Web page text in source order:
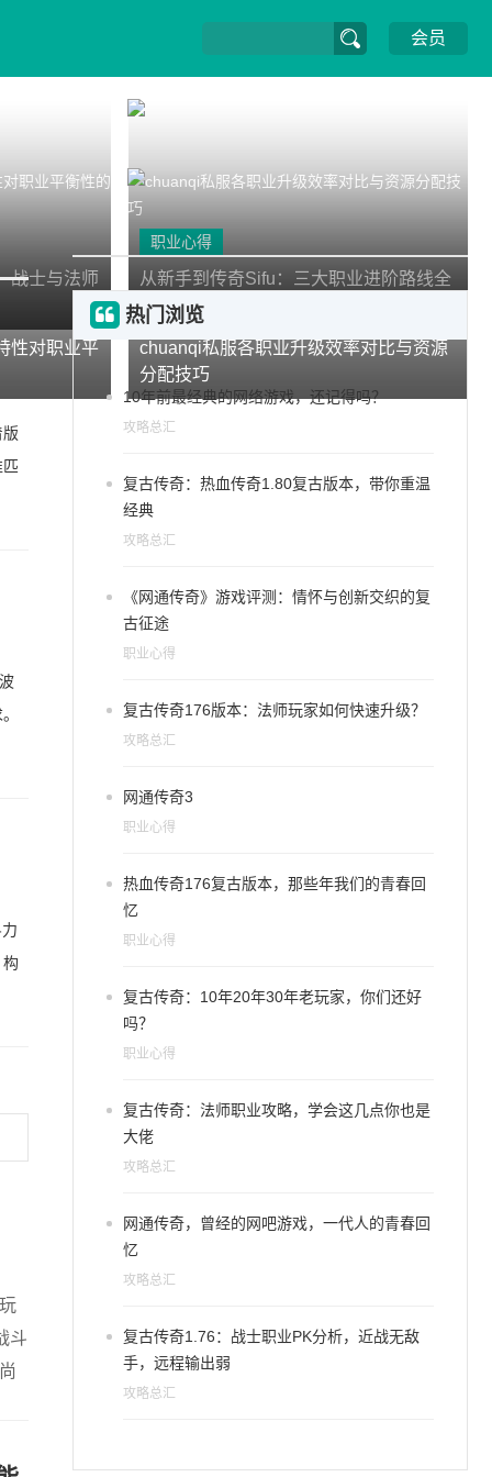
会员
战士与法师
职业心得
从新手到传奇Sifu：三大职业进阶路线全
解析与资源分配策略
性对职业平
攻略总汇
chuanqi私服各职业升级效率对比与资源
分配技巧
构
斗
热门浏览
10年前最经典的网络游戏，还记得吗？
攻略总汇
复古传奇：热血传奇1.80复古版本，带你重温
经典
攻略总汇
《网通传奇》游戏评测：情怀与创新交织的复
古征途
职业心得
复古传奇176版本：法师玩家如何快速升级？
攻略总汇
网通传奇3
职业心得
热血传奇176复古版本，那些年我们的青春回
忆
职业心得
复古传奇：10年20年30年老玩家，你们还好
吗？
职业心得
复古传奇：法师职业攻略，学会这几点你也是
大佬
攻略总汇
网通传奇，曾经的网吧游戏，一代人的青春回
忆
攻略总汇
复古传奇1.76：战士职业PK分析，近战无敌
手，远程输出弱
攻略总汇